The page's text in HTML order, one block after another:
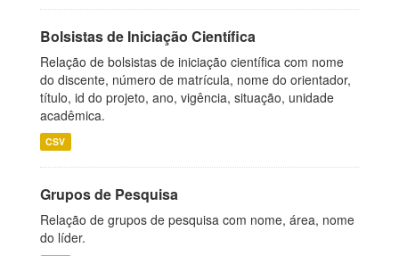
Bolsistas de Iniciação Científica
Relação de bolsistas de iniciação científica com nome
do discente, número de matrícula, nome do orientador,
título, id do projeto, ano, vigência, situação, unidade
acadêmica.
CSV
Grupos de Pesquisa
Relação de grupos de pesquisa com nome, área, nome
do líder.